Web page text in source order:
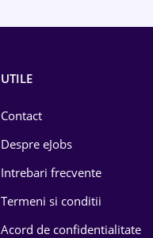
UTILE
Contact
Despre eJobs
Intrebari frecvente
Termeni si conditii
Acord de confidentialitate